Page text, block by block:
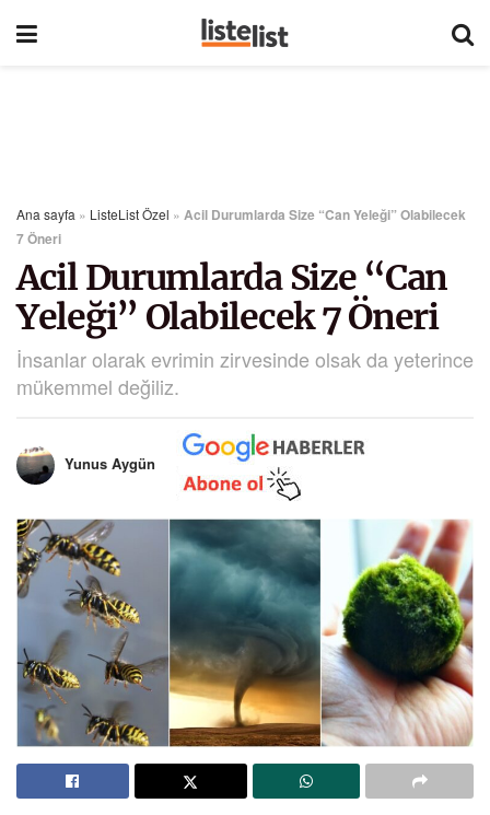
Ana sayfa » ListeList Özel » Acil Durumlarda Size “Can Yeleği” Olabilecek
7 Öneri
Acil Durumlarda Size “Can
Yeleği” Olabilecek 7 Öneri
İnsanlar olarak evrimin zirvesinde olsak da yeterince
mükemmel değiliz.
Yunus Aygün